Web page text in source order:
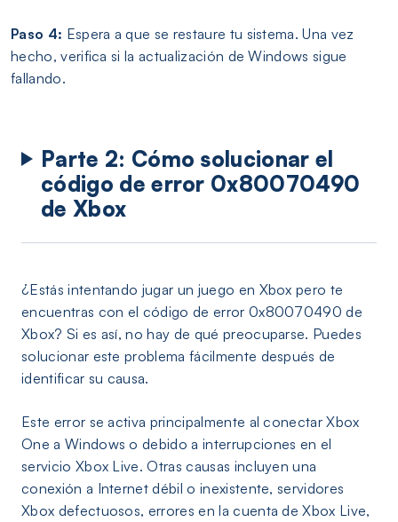
Paso 4: Espera a que se restaure tu sistema. Una vez
hecho, verifica si la actualización de Windows sigue
fallando.
Parte 2: Cómo solucionar el
código de error 0x80070490
de Xbox
¿Estás intentando jugar un juego en Xbox pero te
encuentras con el código de error 0x80070490 de
Xbox? Si es así, no hay de qué preocuparse. Puedes
solucionar este problema fácilmente después de
identificar su causa.
Este error se activa principalmente al conectar Xbox
One a Windows o debido a interrupciones en el
servicio Xbox Live. Otras causas incluyen una
conexión a Internet débil o inexistente, servidores
Xbox defectuosos, errores en la cuenta de Xbox Live,